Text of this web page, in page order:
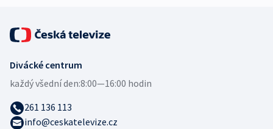
Divácké centrum
každý všední den:8:00—16:00 hodin
261 136 113
info@ceskatelevize.cz